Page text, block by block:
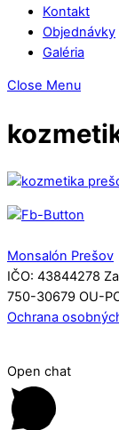
Kontakt
Objednávky
Galéria
Close Menu
Monsalón Prešov
IČO: 43844278
750-30679 OU-
Ochrana
Open chat